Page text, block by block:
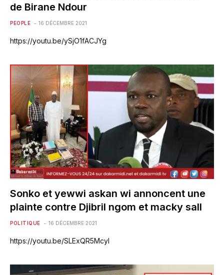
de Birane Ndour
PEOPLE 16 DÉCEMBRE 2021
https://youtu.be/ySjO1fACJYg
Sonko et yewwi askan wi annoncent une
plainte contre Djibril ngom et macky sall
POLITIQUE 16 DÉCEMBRE 2021
https://youtu.be/SLExQR5McyI